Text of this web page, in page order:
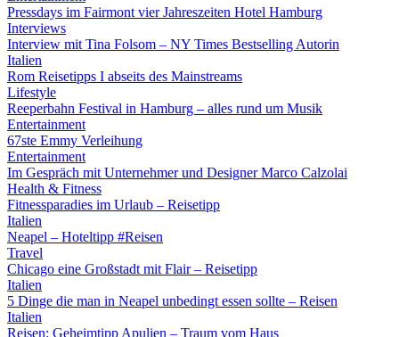
Pressdays im Fairmont vier Jahreszeiten Hotel Hamburg
Interviews
Interview mit Tina Folsom – NY Times Bestselling Autorin
Italien
Rom Reisetipps I abseits des Mainstreams
Lifestyle
Reeperbahn Festival in Hamburg – alles rund um Musik
Entertainment
67ste Emmy Verleihung
Entertainment
Im Gespräch mit Unternehmer und Designer Marco Calzolai
Health & Fitness
Fitnessparadies im Urlaub – Reisetipp
Italien
Neapel – Hoteltipp #Reisen
Travel
Chicago eine Großstadt mit Flair – Reisetipp
Italien
5 Dinge die man in Neapel unbedingt essen sollte – Reisen
Italien
Reisen: Geheimtipp Apulien – Traum vom Haus